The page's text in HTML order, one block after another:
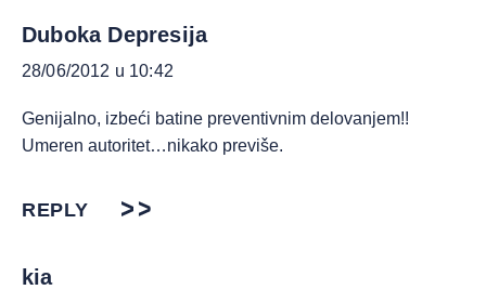
Duboka Depresija
28/06/2012 u 10:42
Genijalno, izbeći batine preventivnim delovanjem!!
Umeren autoritet…nikako previše.
REPLY
kia